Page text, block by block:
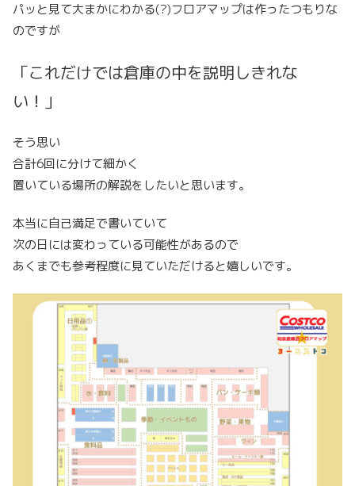
パッと見て大まかにわかる(?)フロアマップは作ったつもりな
のですが
「これだけでは倉庫の中を説明しきれな
い！」
そう思い
合計6回に分けて細かく
置いている場所の解説をしたいと思います。
本当に自己満足で書いていて
次の日には変わっている可能性があるので
あくまでも参考程度に見ていただけると嬉しいです。